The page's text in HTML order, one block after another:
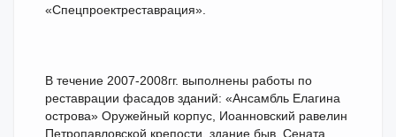
«Спецпроектреставрация».
В течение 2007-2008гг. выполнены работы по
реставрации фасадов зданий: «Ансамбль Елагина
острова» Оружейный корпус, Иоанновский равелин
Петропавловской крепости, здание быв. Сената